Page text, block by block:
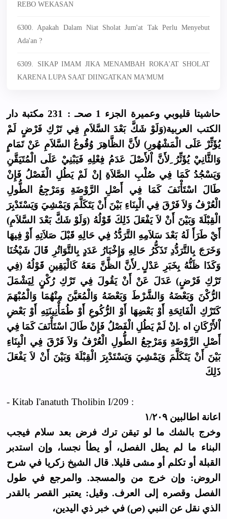
REBO WEKASAN
6300. Apakah Dalam Niat Sholat Jum'at Tak Perlu Menyebut
Ada'an ?
6309. SIKAP IMAM JIKA MENAMBAH ROKA'AT SHOLAT
KARENA LUPA SAAT DIINGATKAN MA'MUM
حاشيتا قليوبي وعميرة الجزء 1 صحـ : 231 مكتبة دار
الكتب العربية(وَلَوْ شَكَّ بَعْدَ السَّلاَمِ فِي تَرْكِ فَرْضٍ لَمْ
يُؤَثِّرْ عَلَى الْمَشْهُورِ) لأَنَّ الظَّاهِرَ وُقُوعُ السَّلاَمِ عَنْ تَمَامٍ
وَالثَّانِيْ يُؤَثِّرُ ِلأَنَّ اْلأَصْلَ عَدَمُ فِعْلِهِ فَيَبْنِيْ عَلَى الْمُتَيَقَّنِ
وَيَسْجُدُ كَمَا فِي صُلْبِ الصَّلاَةِ إنْ لَمْ يَطُلِ الْفَصْلُ فَإِنْ
طَالَ اسْتَأْنَفَ كَمَا فِي أَصْلِ الرَّوْضَةِ وَمَرْجِعُ الطُّولِ
الْعُرْفُ وَلاَ فَرْقَ فِي الْبِنَاءِ بَيْنَ أَنْ يَتَكَلَّمَ وَيَمْشِيَ وَيَسْتَدْبِرَ
الْقِبْلَةَ وَبَيْنَ أَنْ لاَ يَفْعَلَ ذَلِكَ قَوْلُهُ (وَلَوْ شَكَّ بَعْدَ السَّلاَمِ)
أَيْ طَرَأَ لَهُ بَعْدَ سَلاَمِهِ التَّرَدُّدُ فِي حَالِهِ قَبْلَ صَلاَتِهِ أَوْ فِيهَا
وَخَرَجَ بِالتَّرَدُّدِ تَذَكُّرُ حَالِهِ وَإِخْبَارُ عَدَدٍ بِالتَّوَاتُرِ قَالَ شَيْخُنَا
وَكَذَا ظَنُّهُ بِخَبَرِ عَدْلٍ ِلأَنَّ الظَّنَّ مَعَهُ كَالْيَقِينِ قَوْلُهُ (فِي
تَرْكِ فَرْضٍ) عَدَلَ عَنْ أَنْ يَقُولَ فِي تَرْكِ رُكْنٍ لِيَشْمَلَ
الرُّكْنَ وَبَعْضَهُ وَالشَّرْطَ وَبَعْضَهُ وَالْمُعَيَّنَ مِنْهُمَا وَالْمُبْهَمَ
كَتَرْكِ الْفَاتِحَةِ أَوْ بَعْضِهَا أَوْ الرُّكُوعِ أَوْ طُمَأْنِينَتِهِ أَوْ بَعْضِ
اْلأَرْكَانِ اه .إنْ لَمْ يَطُلِ الْفَصْلُ فَإِنْ طَالَ اسْتَأْنَفَ كَمَا فِي
أَصْلِ الرَّوْضَةِ وَمَرْجِعُ الطُّولِ الْعُرْفُ وَلاَ فَرْقَ فِي الْبِنَاءِ
بَيْنَ أَنْ يَتَكَلَّمَ وَيَمْشِيَ وَيَسْتَدْبِرَ الْقِبْلَةَ وَبَيْنَ أَنْ لاَ يَفْعَلَ
ذَلِكَ
- Kitab I'anatuth Tholibin I/209 :
اعانة اطالبين ١/٢٠٩
وخرج بالشك ما لو تيقن ترك فرض بعد سلام فيجب
البناء ما لم يطل الفصل، أو يطأ نجسا، وإن استدبر
القبلة أو تكلم أو مشى قليلا. قال الشيخ زكريا في شرح
الروض: وإن خرج من والمسجد. والمرجع في طول
الفصل وقصره إلى العرف. وقيل: يعتبر القصر بالقدر
الذي نقل عن النبي (ص) في خبر ذي اليدين،